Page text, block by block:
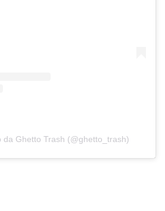
da Ghetto Trash (@ghetto_trash)